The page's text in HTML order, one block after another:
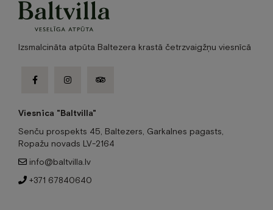
Izsmalcināta atpūta Baltezera krastā četrzvaigžņu viesnīcā
facebook-instagramtripadvisor
Viesnīca "Baltvilla"
Senču prospekts 45, Baltezers, Garkalnes pagasts,
Ropažu novads LV-2164
info@baltvilla.lv
+371 67840640